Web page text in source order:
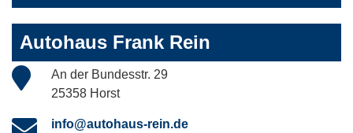
Autohaus Frank Rein
An der Bundesstr. 29
25358 Horst
info@autohaus-rein.de